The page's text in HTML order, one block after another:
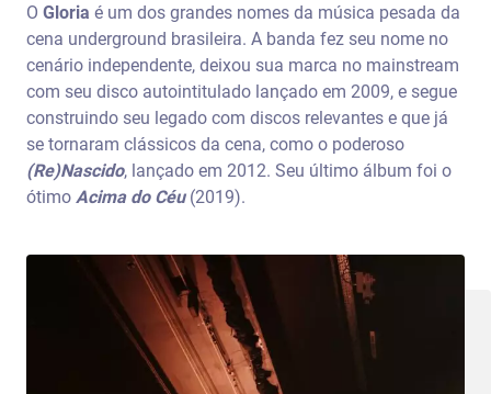
O Gloria é um dos grandes nomes da música pesada da
cena underground brasileira. A banda fez seu nome no
cenário independente, deixou sua marca no mainstream
com seu disco autointitulado lançado em 2009, e segue
construindo seu legado com discos relevantes e que já
se tornaram clássicos da cena, como o poderoso
(Re)Nascido, lançado em 2012. Seu último álbum foi o
ótimo Acima do Céu(2019).